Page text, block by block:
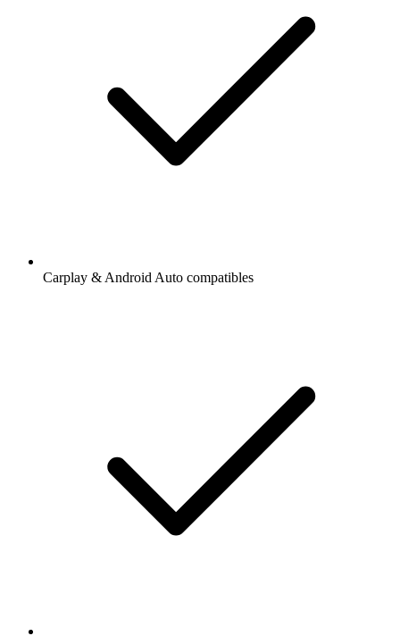
Carplay & Android Auto compatibles